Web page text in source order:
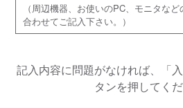
（周辺機器、お使いのPC、モニタな
合わせてご記入下さい。）
記入内容に問題がなければ、「
タンを押してくだ